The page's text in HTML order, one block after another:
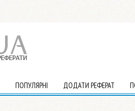
ПОПУЛЯРНІ ДОДАТИ РЕФЕРАТ